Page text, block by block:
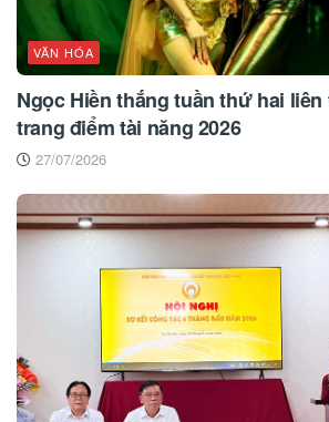
VĂN HÓA
Ngọc Hiền thắng tuần thứ hai
trang điểm tài năng 2026
27/07/2026